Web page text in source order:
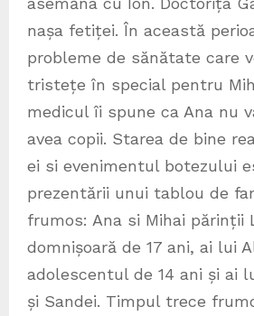
nașa fetiței. În această
probleme de sănătate care
tristețe în special pentru
medicul îi spune ca Ana nu
avea copii. Starea de bine
ei si evenimentul botezului
prezentării unui tablou de
frumos: Ana si Mihai părinții
domnișoară de 17 ani, ai lui
adolescentul de 14 ani și ai
și Sandei. Timpul trece